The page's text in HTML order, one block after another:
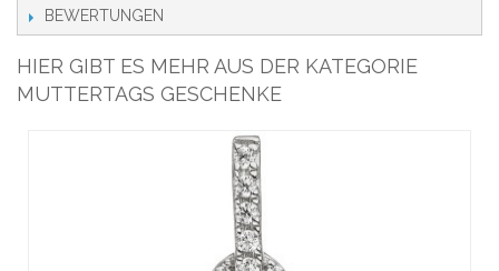
BEWERTUNGEN
HIER GIBT ES MEHR AUS DER KATEGORIE
MUTTERTAGS GESCHENKE